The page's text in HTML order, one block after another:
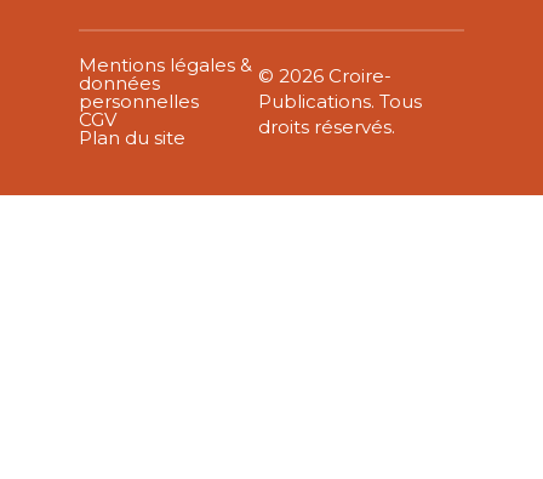
Mentions légales &
données
personnelles
CGV
Plan du site
© 2026 Croire-
Publications. Tous
droits réservés.